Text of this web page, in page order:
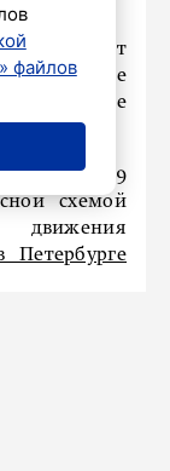
улучшает
этом виде
крови.
что к 2039
схемой
Петербурге
файлов